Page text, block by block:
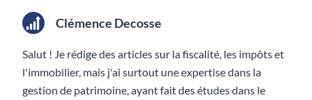
Clémence Decosse
Salut ! Je rédige des articles sur la fiscalité, les impôts et
l'immobilier, mais j'ai surtout une expertise dans la
gestion de patrimoine, ayant fait des études dans le